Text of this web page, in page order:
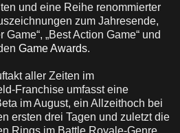
und eine Reihe renommierter
zum Jahresende,
„Best Action Game“ und
Game Awards.
aller Zeiten im
Franchise umfasst eine
im August, ein Allzeithoch bei
ersten drei Tagen und zuletzt die
Rings im Battle Royale-Genre